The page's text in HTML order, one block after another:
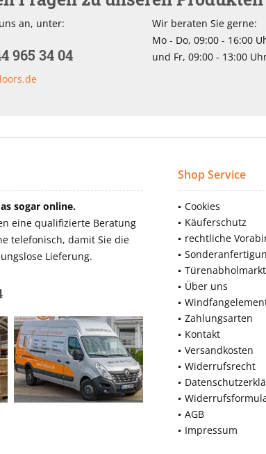
an, unter:
965 34 04
Wir beraten Sie gerne:
Mo - Do, 09:00 - 16:00
und Fr, 09:00 - 13:00
sogar online.
eine qualifizierte Beratung
telefonisch, damit Sie die
Lieferung.
Shop Service
Cookies
Käuferschutz
rechtliche
Über uns
Zahlungsarten
Kontakt
Versandkosten
Widerrufsrecht
AGB
Impressum